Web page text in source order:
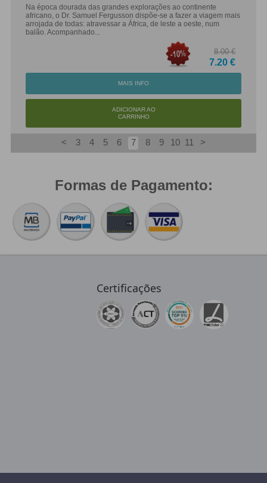
Na época dourada das grandes explorações ao continente
africano, o Dr. Samuel Fergusson dispõe-se a fazer a viagem mais
arrojada de todas: atravessar a África, de leste a oeste, num
balão. Acompanhado...
8.00 €
7.20 €
MAIS INFO
ADICIONAR AO
CARRINHO
< 3 4 5 6 7 8 9 10 11 >
Formas de Pagamento:
Certificações